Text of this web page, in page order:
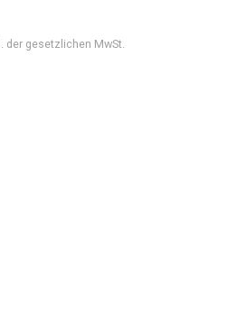
der gesetzlichen MwSt.